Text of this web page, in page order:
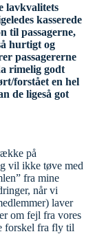
lavkvalitets
kasserede
til passagerne,
hurtigt og
passagererne
rimelig godt
forstået en hel
de ligeså got
på
vil ikke tøve med
fra mine
når vi
laver
om fejl fra vores
forskel fra fly til